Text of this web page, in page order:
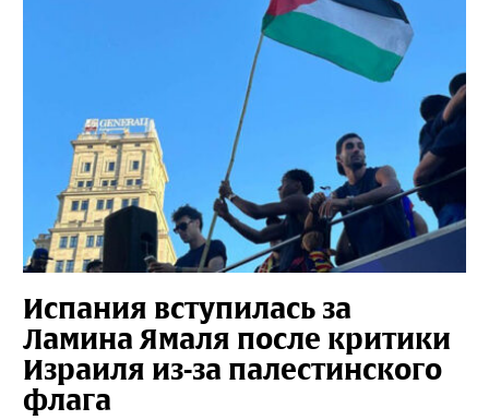
Испания вступилась за
Ламина Ямаля после критики
Израиля из-за палестинского
флага